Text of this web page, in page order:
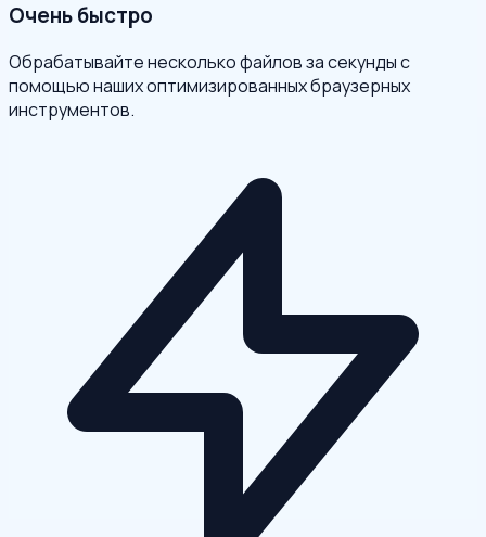
Очень быстро
Обрабатывайте несколько файлов за секунды с
помощью наших оптимизированных браузерных
инструментов.